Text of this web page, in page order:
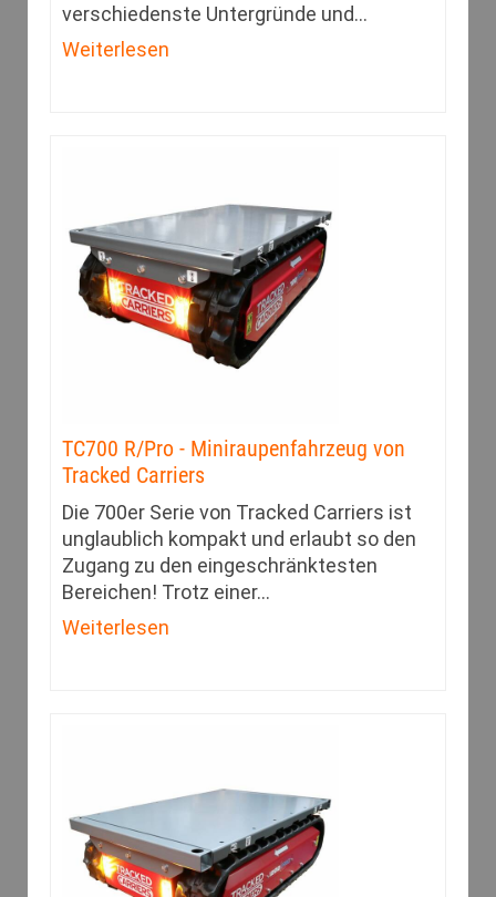
verschiedenste Untergründe und…
Weiterlesen
TC700 R/Pro - Miniraupenfahrzeug von
Tracked Carriers
Die 700er Serie von Tracked Carriers ist
unglaublich kompakt und erlaubt so den
Zugang zu den eingeschränk­testen
Bereichen! Trotz einer…
Weiterlesen